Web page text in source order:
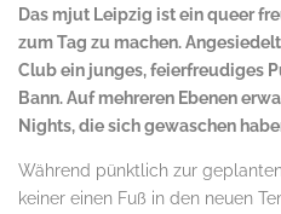
Das mjut Leipzig ist ein queer
zum Tag zu machen.
Club ein junges, feierfreudiges
Bann. Auf mehreren Ebenen
Nights, die sich gewaschen
Während pünktlich zur
keiner einen Fuß in den neuen